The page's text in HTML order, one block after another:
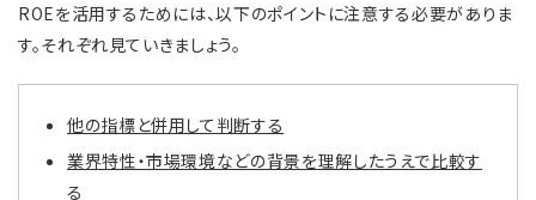
ROEを活用するためには、以下のポイントに注意する必要がありま
す。それぞれ見ていきましょう。
他の指標と併用して判断する
業界特性・市場環境などの背景を理解したうえで比較す
る